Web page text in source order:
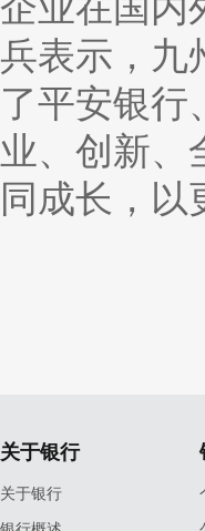
兵表示，九
了平安银行
业、创新、
同成长，以
关于银行
关于银行